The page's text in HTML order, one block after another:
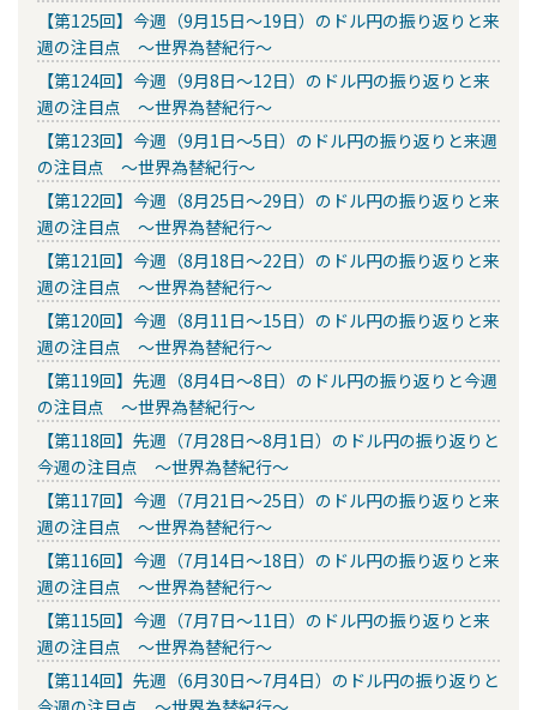
【第125回】今週（9月15日～19日）のドル円の振り返りと来
週の注目点 ～世界為替紀行～
【第124回】今週（9月8日～12日）のドル円の振り返りと来
週の注目点 ～世界為替紀行～
【第123回】今週（9月1日～5日）のドル円の振り返りと来週
の注目点 ～世界為替紀行～
【第122回】今週（8月25日～29日）のドル円の振り返りと来
週の注目点 ～世界為替紀行～
【第121回】今週（8月18日～22日）のドル円の振り返りと来
週の注目点 ～世界為替紀行～
【第120回】今週（8月11日～15日）のドル円の振り返りと来
週の注目点 ～世界為替紀行～
【第119回】先週（8月4日～8日）のドル円の振り返りと今週
の注目点 ～世界為替紀行～
【第118回】先週（7月28日～8月1日）のドル円の振り返りと
今週の注目点 ～世界為替紀行～
【第117回】今週（7月21日～25日）のドル円の振り返りと来
週の注目点 ～世界為替紀行～
【第116回】今週（7月14日～18日）のドル円の振り返りと来
週の注目点 ～世界為替紀行～
【第115回】今週（7月7日～11日）のドル円の振り返りと来
週の注目点 ～世界為替紀行～
【第114回】先週（6月30日～7月4日）のドル円の振り返りと